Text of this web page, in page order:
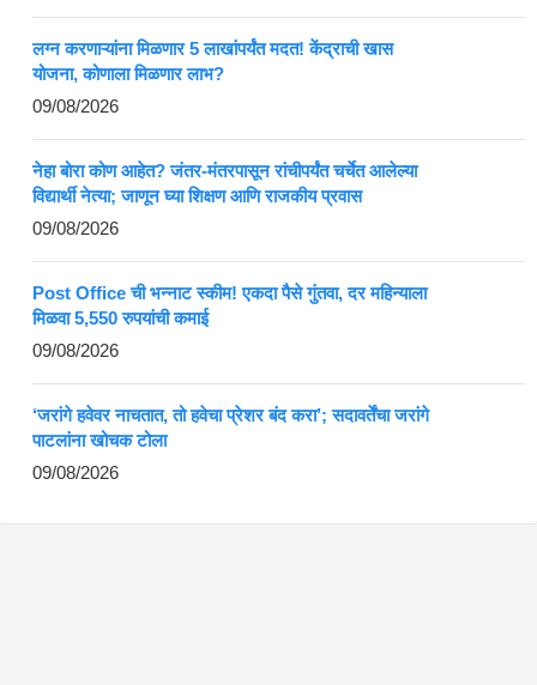
लग्न करणाऱ्यांना मिळणार 5 लाखांपर्यंत मदत! केंद्राची खास
योजना, कोणाला मिळणार लाभ?
09/08/2026
नेहा बोरा कोण आहेत? जंतर-मंतरपासून रांचीपर्यंत चर्चेत आलेल्या
विद्यार्थी नेत्या; जाणून घ्या शिक्षण आणि राजकीय प्रवास
09/08/2026
Post Office ची भन्नाट स्कीम! एकदा पैसे गुंतवा, दर महिन्याला
मिळवा 5,550 रुपयांची कमाई
09/08/2026
‘जरांगे हवेवर नाचतात, तो हवेचा प्रेशर बंद करा’; सदावर्तेंचा जरांगे
पाटलांना खोचक टोला
09/08/2026